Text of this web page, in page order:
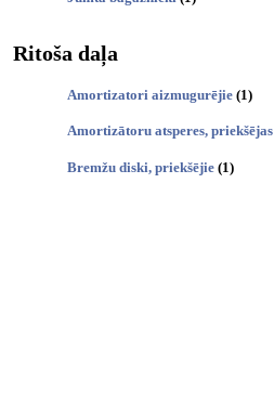
Ritoša daļa
Amortizatori aizmugurējie (1)
Amortizātoru atsperes, priekšējas
Bremžu diski, priekšējie (1)